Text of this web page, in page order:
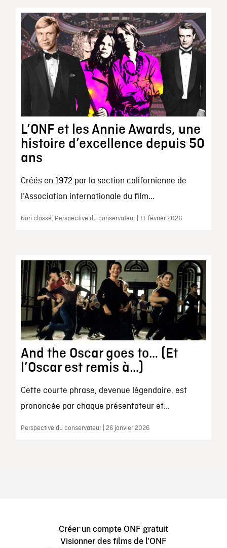
L’ONF et les Annie Awards, une
histoire d’excellence depuis 50
ans
Créés en 1972 par la section californienne de
l’Association internationale du film...
Non classé, Perspective du conservateur | 11 février 2026
And the Oscar goes to… (Et
l’Oscar est remis à…)
Cette courte phrase, devenue légendaire, est
prononcée par chaque présentateur et...
Perspective du conservateur | 26 janvier 2026
Créer un compte ONF gratuit
Visionner des films de l'ONF